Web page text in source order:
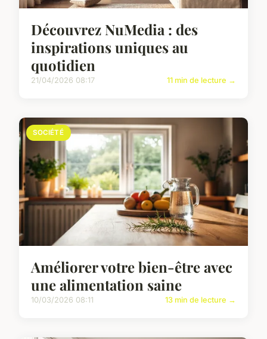
Découvrez NuMedia : des
inspirations uniques au
quotidien
21/04/2026 08:17 11 min de lecture →
SOCIÉTÉ
Améliorer votre bien-être avec
une alimentation saine
10/03/2026 08:11 13 min de lecture →